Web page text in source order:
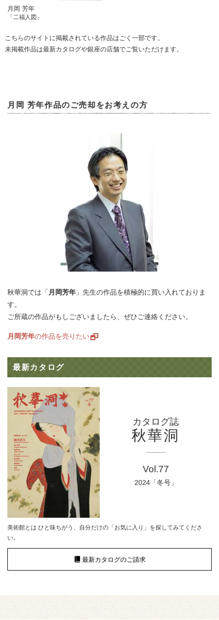
月岡 芳年
「二福人図」
こちらのサイトに掲載されている作品はごく一部です。
未掲載作品は最新カタログや銀座の店舗でご覧いただけます。
月岡 芳年作品のご売却をお考えの方
秋華洞では「 月岡芳年 」先生の作品を積極的に買い入れておりま
す。
ご所蔵の作品がもしございましたら、ぜひご連絡ください。
月岡芳年の作品を売りたい
最新カタログ
カタログ誌
秋華洞
Vol.77
2024「冬号」
美術館とは ひと味ちがう、自分だけの「お気に入り」を探してみてくださ
い。
最新カタログのご請求